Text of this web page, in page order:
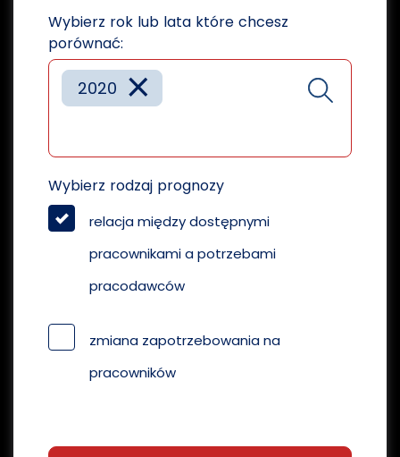
Wybierz rok lub lata które chcesz
porównać:
×
2020
Wybierz rodzaj prognozy
relacja między dostępnymi
pracownikami a potrzebami
pracodawców
zmiana zapotrzebowania na
pracowników